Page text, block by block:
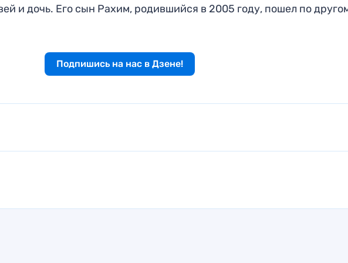
и дочь. Его сын Рахим, родившийся в 2005 году, пошел по
Подпишись на нас в Дзене!